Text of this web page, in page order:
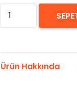
Andoutdoor
AND430
Çelik
Dışı
Ürün Hakkında